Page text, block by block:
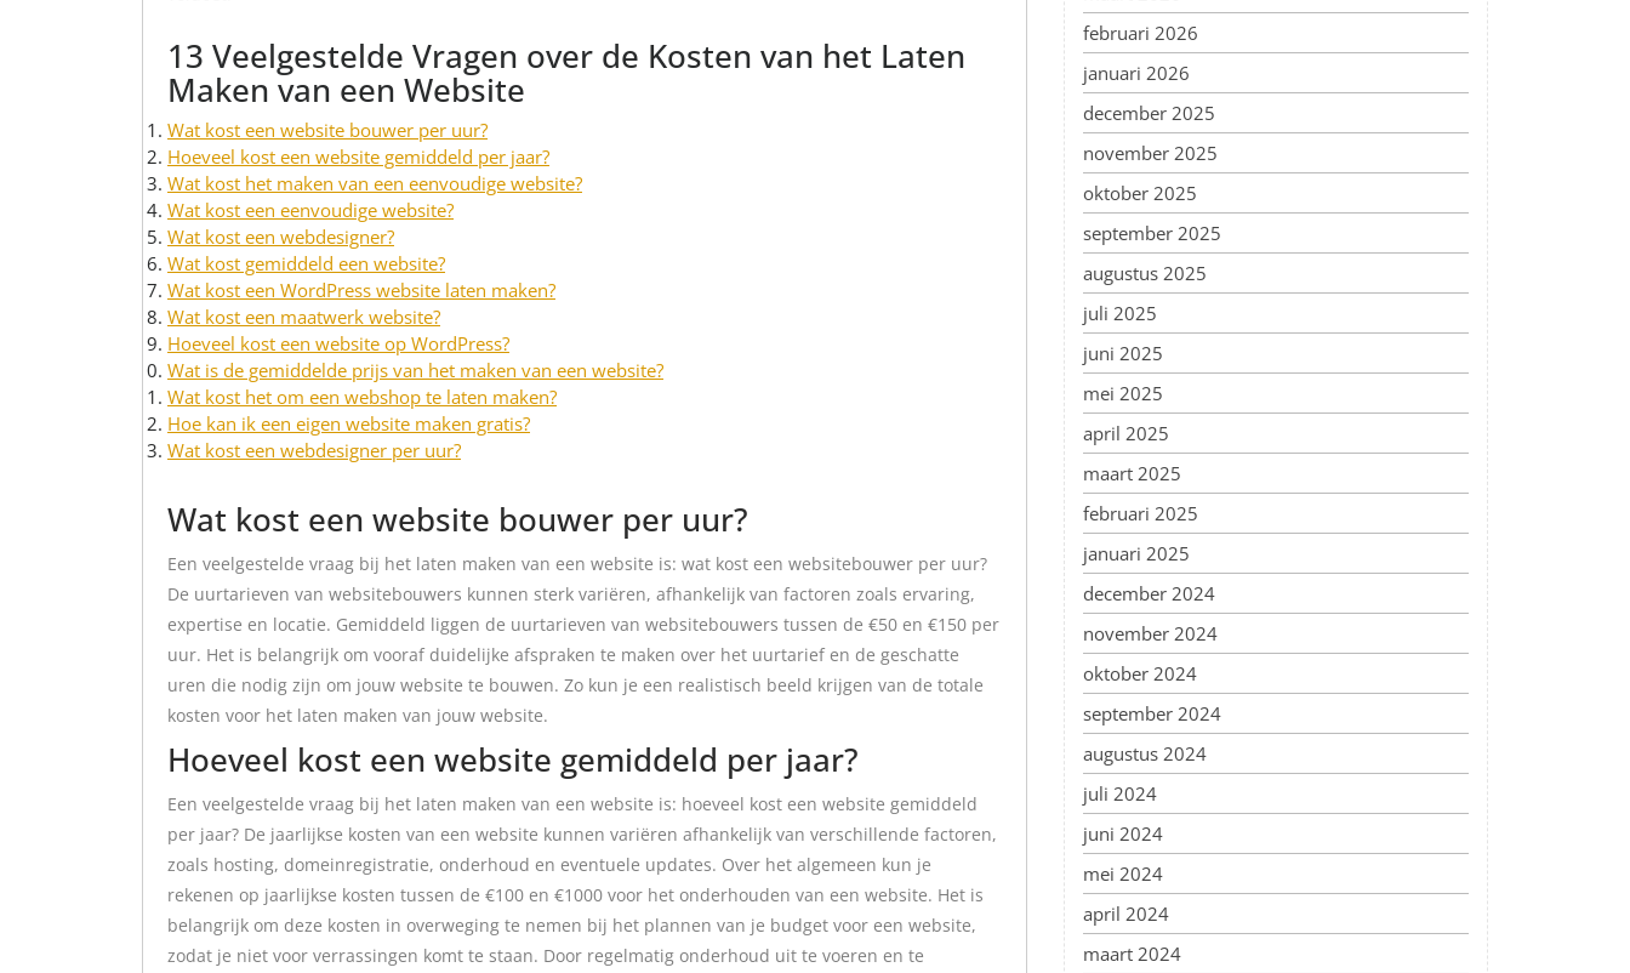
13 Veelgestelde Vragen over de Kosten van het Laten
Maken van een Website
Wat kost een website bouwer per uur?
Hoeveel kost een website gemiddeld per jaar?
Wat kost het maken van een eenvoudige website?
Wat kost een eenvoudige website?
Wat kost een webdesigner?
Wat kost gemiddeld een website?
Wat kost een WordPress website laten maken?
Wat kost een maatwerk website?
Hoeveel kost een website op WordPress?
Wat is de gemiddelde prijs van het maken van een website?
Wat kost het om een webshop te laten maken?
Hoe kan ik een eigen website maken gratis?
Wat kost een webdesigner per uur?
Wat kost een website bouwer per uur?
Een veelgestelde vraag bij het laten maken van een website is: wat kost een websitebouwer per uur?
De uurtarieven van websitebouwers kunnen sterk variëren, afhankelijk van factoren zoals ervaring,
expertise en locatie. Gemiddeld liggen de uurtarieven van websitebouwers tussen de €50 en €150 per
uur. Het is belangrijk om vooraf duidelijke afspraken te maken over het uurtarief en de geschatte
uren die nodig zijn om jouw website te bouwen. Zo kun je een realistisch beeld krijgen van de totale
kosten voor het laten maken van jouw website.
Hoeveel kost een website gemiddeld per jaar?
Een veelgestelde vraag bij het laten maken van een website is: hoeveel kost een website gemiddeld
per jaar? De jaarlijkse kosten van een website kunnen variëren afhankelijk van verschillende factoren,
zoals hosting, domeinregistratie, onderhoud en eventuele updates. Over het algemeen kun je
rekenen op jaarlijkse kosten tussen de €100 en €1000 voor het onderhouden van een website. Het is
belangrijk om deze kosten in overweging te nemen bij het plannen van je budget voor een website,
zodat je niet voor verrassingen komt te staan. Door regelmatig onderhoud uit te voeren en te
februari 2026
januari 2026
december 2025
november 2025
oktober 2025
september 2025
augustus 2025
juli 2025
juni 2025
mei 2025
april 2025
maart 2025
februari 2025
januari 2025
december 2024
november 2024
oktober 2024
september 2024
augustus 2024
juli 2024
juni 2024
mei 2024
april 2024
maart 2024